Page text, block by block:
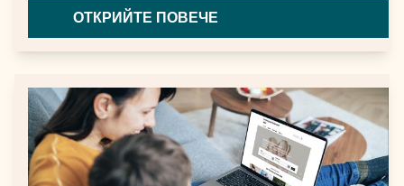
ОТКРИЙТЕ ПОВЕЧЕ